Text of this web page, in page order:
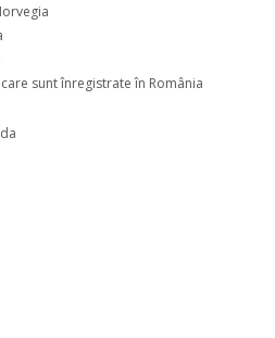
sunt înregistrate în România